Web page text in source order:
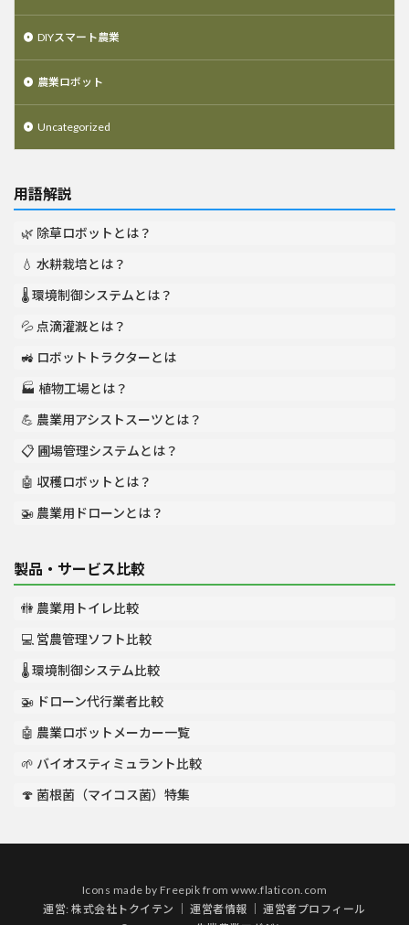
DIYスマート農業
農業ロボット
Uncategorized
用語解説
🌿 除草ロボットとは？
💧 水耕栽培とは？
🌡️ 環境制御システムとは？
💦 点滴灌漑とは？
🚜 ロボットトラクターとは
🏭 植物工場とは？
💪 農業用アシストスーツとは？
📋 圃場管理システムとは？
🤖 収穫ロボットとは？
🚁 農業用ドローンとは？
製品・サービス比較
🚻 農業用トイレ比較
💻 営農管理ソフト比較
🌡️ 環境制御システム比較
🚁 ドローン代行業者比較
🤖 農業ロボットメーカー一覧
🌱 バイオスティミュラント比較
🍄 菌根菌（マイコス菌）特集
Icons made by Freepik fromwww.flaticon.com
運営:株式会社トクイテン ｜運営者情報 ｜運営者プロフィール